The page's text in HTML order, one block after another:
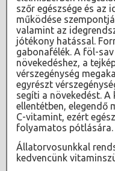
szőr egészsége és az
működése
valamint az
jótékony hatással.
gabonafélék. A föl-
növekedéshez, a
vérszegénység
egyrészt
segíti a növekedést. A
ellentétben, elegendő
C-vitamint, ezért
folyamatos pótlására.
Állatorvosunkkal
kedvencünk